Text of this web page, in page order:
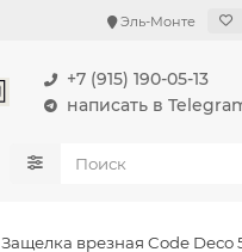
Эль-Монте
+7 (915) 190-05-13
написать в
Защелка врезная Code Deco